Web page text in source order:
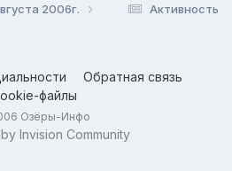
Активность
2006г.
Обратная связь
файлы
Озёры-Инфо
Invision Community